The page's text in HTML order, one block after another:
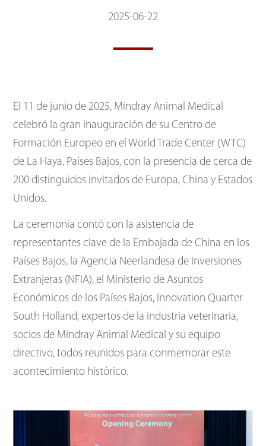
2025-06-22
El 11 de junio de 2025, Mindray Animal Medical
celebró la gran inauguración de su Centro de
Formación Europeo en el World Trade Center (WTC)
de La Haya, Países Bajos, con la presencia de cerca de
200 distinguidos invitados de Europa, China y Estados
Unidos.
La ceremonia contó con la asistencia de
representantes clave de la Embajada de China en los
Países Bajos, la Agencia Neerlandesa de Inversiones
Extranjeras (NFIA), el Ministerio de Asuntos
Económicos de los Países Bajos, Innovation Quarter
South Holland, expertos de la industria veterinaria,
socios de Mindray Animal Medical y su equipo
directivo, todos reunidos para conmemorar este
acontecimiento histórico.